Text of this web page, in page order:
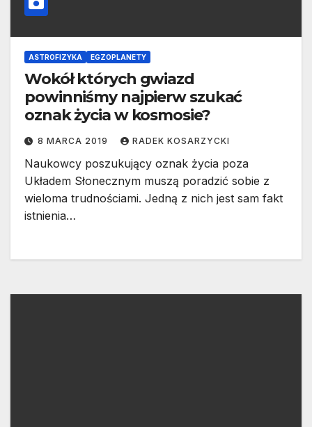
ASTROFIZYKA EGZOPLANETY
Wokół których gwiazd
powinniśmy najpierw szukać
oznak życia w kosmosie?
8 MARCA 2019 RADEK KOSARZYCKI
Naukowcy poszukujący oznak życia poza
Układem Słonecznym muszą poradzić sobie z
wieloma trudnościami. Jedną z nich jest sam fakt
istnienia…